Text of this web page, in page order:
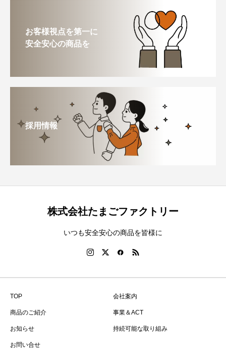
お客様視点を第一に
安全安心の商品を
採用情報
株式会社たまごファクトリー
いつも安全安心の商品を皆様に
TOP 会社案内
商品のご紹介 事業＆ACT
お知らせ 持続可能な取り組み
お問い合せ